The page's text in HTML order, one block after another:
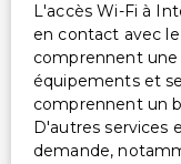
L'accès Wi-Fi à
en contact avec
comprennent
équipements et
comprennent un
D'autres services
demande,